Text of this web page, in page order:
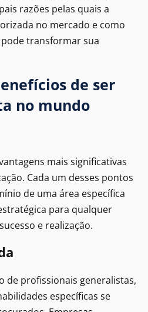
razões pelas quais a
no mercado e como
transformar sua
de ser
no mundo
mais significativas
Cada um desses pontos
de uma área específica
para qualquer
e realização.
de profissionais generalistas,
específicas se